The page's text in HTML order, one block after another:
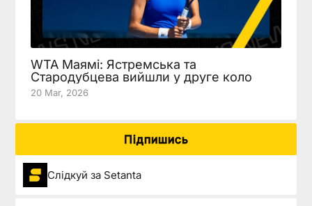
WTA Маямі: Ястремська та
Стародубцева вийшли у друге коло
20 Mar, 2026
Підпишись
Слідкуй за Setanta